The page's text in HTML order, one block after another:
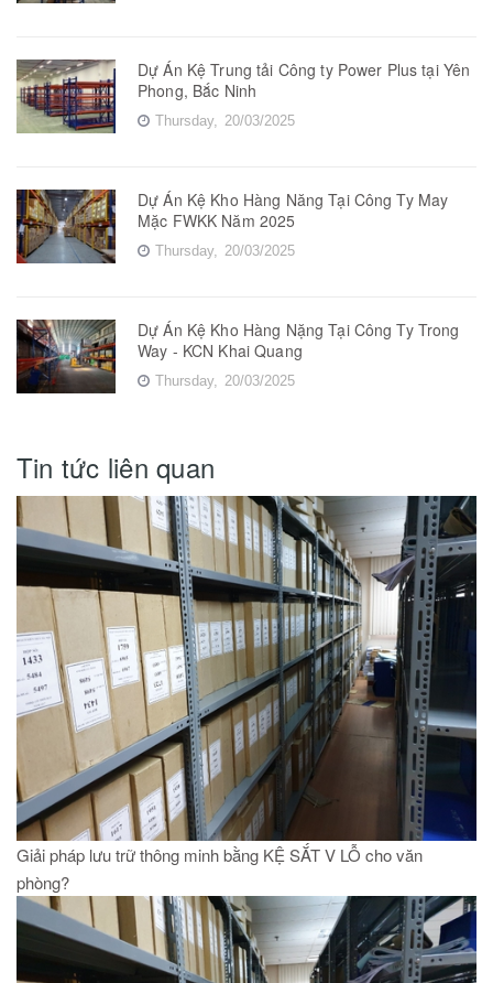
Dự Án Kệ Trung tải Công ty Power Plus tại Yên
Phong, Bắc Ninh
Thursday, 20/03/2025
Dự Án Kệ Kho Hàng Năng Tại Công Ty May
Mặc FWKK Năm 2025
Thursday, 20/03/2025
Dự Án Kệ Kho Hàng Nặng Tại Công Ty Trong
Way - KCN Khai Quang
Thursday, 20/03/2025
Tin tức liên quan
Giải pháp lưu trữ thông minh bằng KỆ SẮT V LỖ cho văn
phòng?